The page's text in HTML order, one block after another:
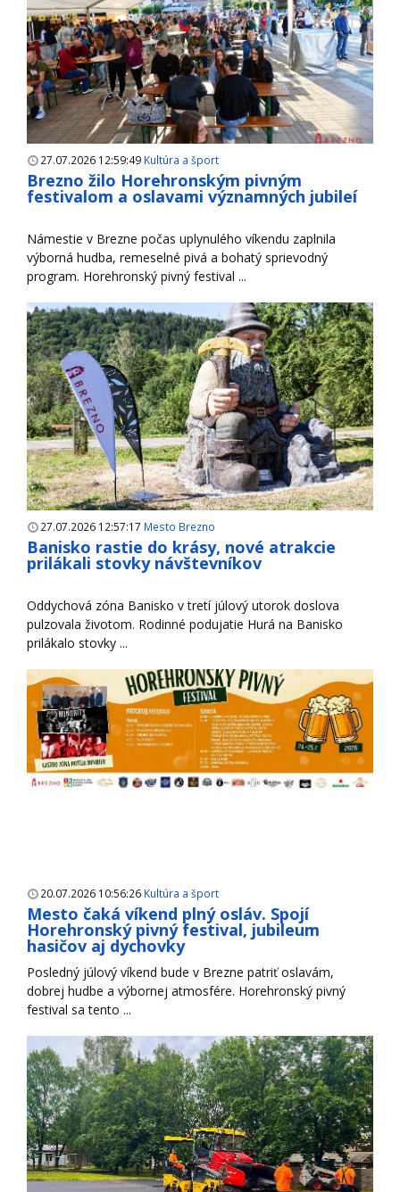
27.07.2026 12:59:49 Kultúra a šport
Brezno žilo Horehronským pivným
festivalom a oslavami významných jubileí
Námestie v Brezne počas uplynulého víkendu zaplnila
výborná hudba, remeselné pivá a bohatý sprievodný
program. Horehronský pivný festival ...
27.07.2026 12:57:17 Mesto Brezno
Banisko rastie do krásy, nové atrakcie
prilákali stovky návštevníkov
Oddychová zóna Banisko v tretí júlový utorok doslova
pulzovala životom. Rodinné podujatie Hurá na Banisko
prilákalo stovky ...
20.07.2026 10:56:26 Kultúra a šport
Mesto čaká víkend plný osláv. Spojí
Horehronský pivný festival, jubileum
hasičov aj dychovky
Posledný júlový víkend bude v Brezne patriť oslavám,
dobrej hudbe a výbornej atmosfére. Horehronský pivný
festival sa tento ...